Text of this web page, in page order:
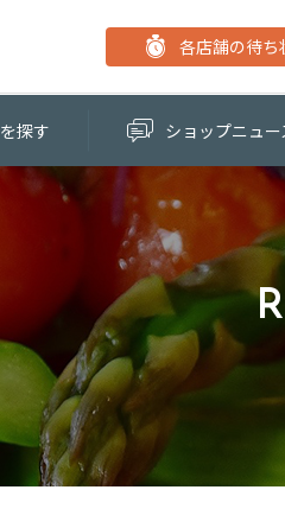
各店舗の待ち
を探す ショップニュー